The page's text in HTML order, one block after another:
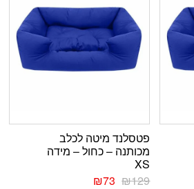
פטסלנד מיטה לכלב
מכותנה – כחול – מידה
XS
₪129
₪73